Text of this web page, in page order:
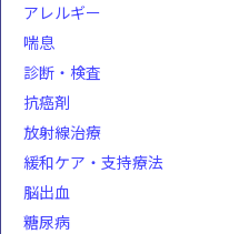
アレルギー
喘息
診断・検査
抗癌剤
放射線治療
緩和ケア・支持療法
脳出血
糖尿病